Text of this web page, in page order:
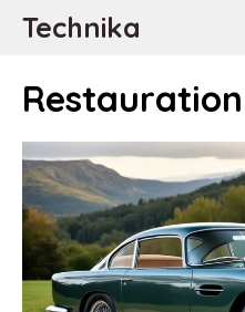
AllerTechnika
Restauration